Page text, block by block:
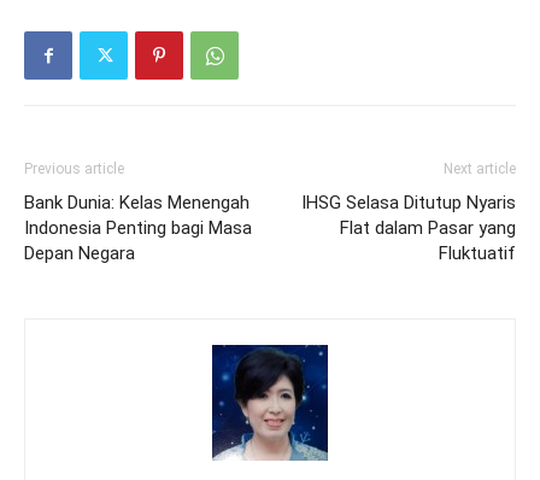
Previous article
Bank Dunia: Kelas Menengah
Indonesia Penting bagi Masa
Depan Negara
Next article
IHSG Selasa Ditutup Nyaris
Flat dalam Pasar yang
Fluktuatif